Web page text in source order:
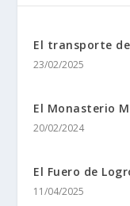
El transporte
23/02/2025
El Monasterio
20/02/2024
El Fuero de
11/04/2025